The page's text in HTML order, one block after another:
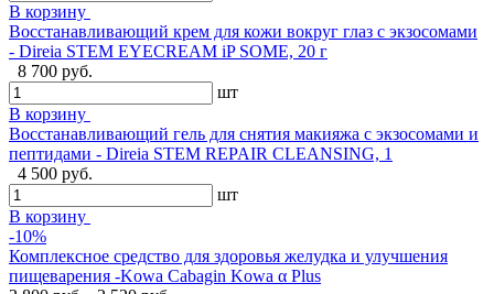
В корзину
Восстанавливающий крем для кожи вокруг глаз с экзосомами
- Direia STEM EYECREAM iP SOME, 20 г
8 700 руб.
шт
В корзину
Восстанавливающий гель для снятия макияжа с экзосомами и
пептидами - Direia STEM REPAIR CLEANSING, 1
4 500 руб.
шт
В корзину
-10%
Комплексное средство для здоровья желудка и улучшения
пищеварения -Kowa Cabagin Kowa α Plus